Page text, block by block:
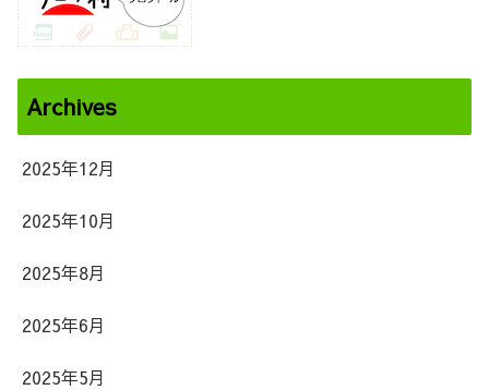
Archives
2025年12月
2025年10月
2025年8月
2025年6月
2025年5月